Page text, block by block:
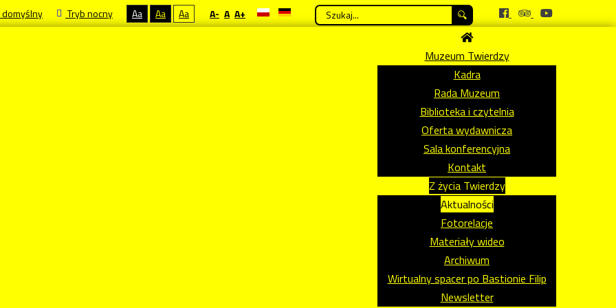
Szukaj...
Tryb nocny Aa Aa Aa A- A A+
Muzeum Twierdzy
Kadra
Rada Muzeum
Biblioteka i czytelnia
Oferta wydawnicza
Sala konferencyjna
Kontakt
Z życia Twierdzy
Aktualności
Fotorelacje
Materiały wideo
Archiwum
Wirtualny spacer po Bastionie Filip
Newsletter